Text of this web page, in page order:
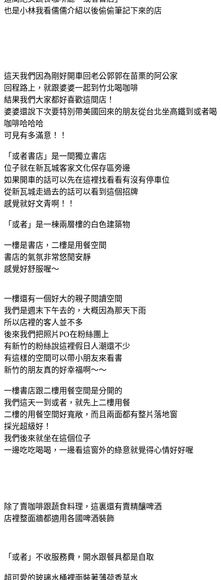
也是小林我看儒儒介紹以後偷偷筆記下來的店
這天我們因為剛好開車回老公郭郭在苗栗的阿公家
回程路上，就跟婆婆一起到竹北喝咖啡
結果我們大家都好喜歡這間店！
婆婆還說下次要特別帶美國回來的朋友從台北坐高鐵到或者喝
咖啡哈哈哈
可見有多滿意！！
「或者書店」是一間獨立書店
位子就在新瓦城客家文化保存區旁邊
如果開車的話可以先在這裡找看看有沒有停車位
從新瓦城走過去的話可以看到這個招牌
感覺就好文青啊！！
「或者」是一棟兩層樓的白色建築物
一樓是書店，二樓是用餐空間
書店的氣氛非常悠閒安靜
感覺好舒服喔～
一樓還有一個好大的親子閱讀空間
我們是週末下午去的，大概因為那天下雨
所以店裡的客人並不多
後來我們把照片PO在粉絲團上
有新竹的粉絲說這裡假日人潮還不少
有這樣的空間可以帶小朋友來看書
新竹的朋友真的好幸福啊～～
一樓書店跟二樓用餐空間是分開的
我們這天一到或者，就先上二樓用餐
二樓的用餐空間好寬敞，而且兩面都有整片落地窗
採光超級好！
我們後來就坐在這個位子
一邊吃吃喝喝，一邊看這窗外的綠意就覺得心情好好喔
除了賣咖啡跟蔬食料理，這裏還有賣精釀啤酒
店裡整面牆都適用各國啤酒裝飾
「或者」不收服務費，開水跟餐具都是自取
超可愛的玻璃水桶裡面裝著薄荷香草水